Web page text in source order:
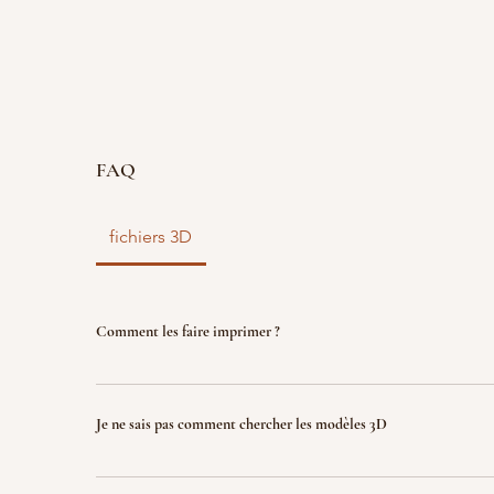
FAQ
fichiers 3D
Comment les faire imprimer ?
vous disposez d'un fichier 3D ? faites le nous
garantir la propriété intellectuelle.
Je ne sais pas comment chercher les modèles 3D
Indiquez nous ce que vous recherchez (jeux,